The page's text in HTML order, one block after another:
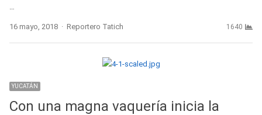
16 mayo, 2018 Author
Reportero Tatich 1640
YUCATÁN
Con una magna vaquería inicia la